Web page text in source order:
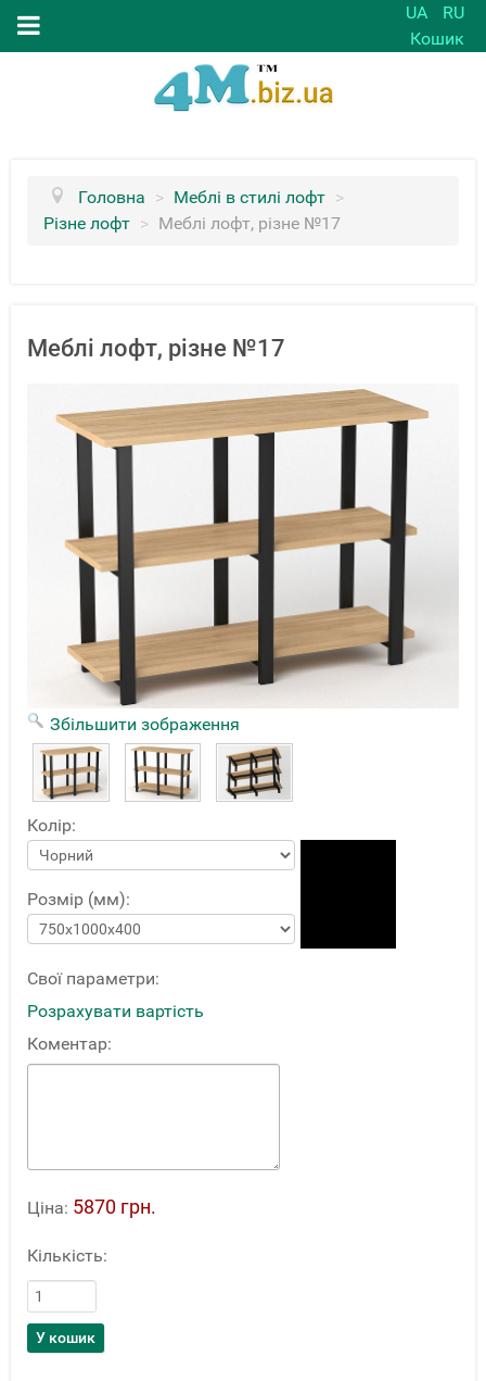
UA
RU
Кошик
Головна > Меблі в стилі лофт >
Різне лофт > Меблі лофт, різне №17
Меблі лофт, різне №17
Збільшити зображення
Колір:
Розмір (мм):
Свої параметри:
Розрахувати вартість
Коментар:
Ціна: 5870 грн.
Кількість: